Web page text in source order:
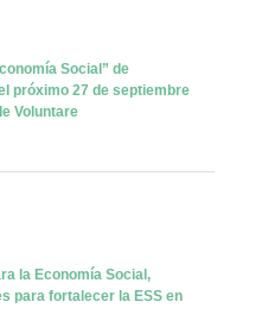
Social” de
próximo 27 de septiembre
Voluntare
la Economía Social,
para fortalecer la ESS en